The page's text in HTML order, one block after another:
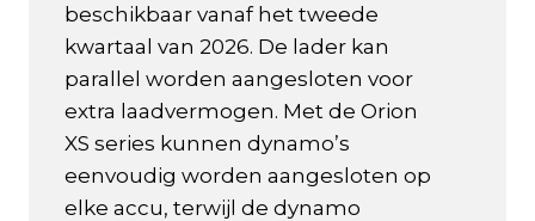
beschikbaar vanaf het tweede
kwartaal van 2026. De lader kan
parallel worden aangesloten voor
extra laadvermogen. Met de Orion
XS series kunnen dynamo’s
eenvoudig worden aangesloten op
elke accu, terwijl de dynamo